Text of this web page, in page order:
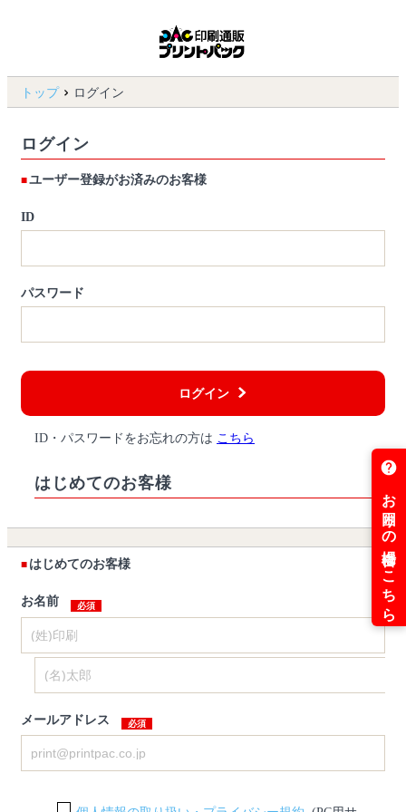
トップ ログイン
ログイン
ユーザー登録がお済みのお客様
ID
パスワード
ログイン
ID・パスワードをお忘れの方は こちら
はじめてのお客様
はじめてのお客様
お名前
メールアドレス